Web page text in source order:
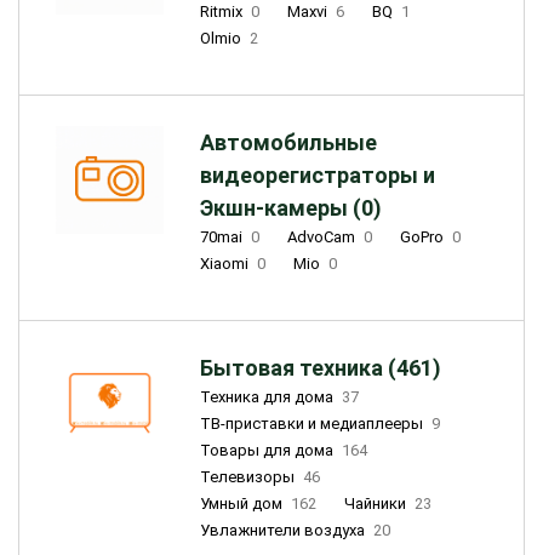
Ritmix 0 Maxvi 6 BQ 1
Olmio 2
Автомобильные
видеорегистраторы и
Экшн-камеры (0)
70mai 0 AdvoCam 0 GoPro 0
Xiaomi 0 Mio 0
Бытовая техника (461)
Техника для дома 37
ТВ-приставки и медиаплееры 9
Товары для дома 164
Телевизоры 46
Умный дом 162 Чайники 23
Увлажнители воздуха 20